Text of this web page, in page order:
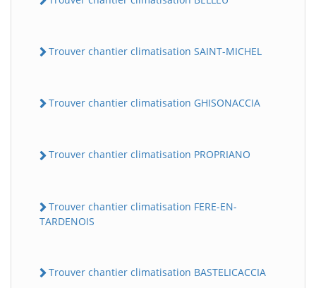
Trouver chantier climatisation SAINT-MICHEL
Trouver chantier climatisation GHISONACCIA
Trouver chantier climatisation PROPRIANO
Trouver chantier climatisation FERE-EN-
TARDENOIS
Trouver chantier climatisation BASTELICACCIA